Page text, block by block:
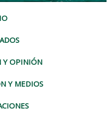
Y OPINIÓN
Y MEDIOS